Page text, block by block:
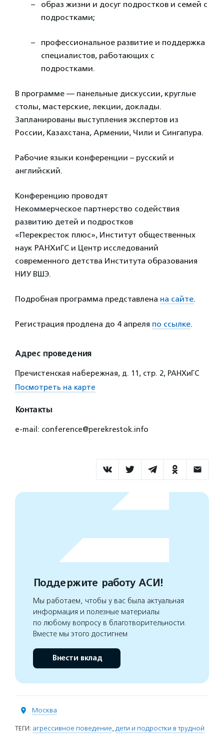
образ жизни и досуг подростков и семей с
подростками;
профессиональное развитие и поддержка
специалистов, работающих с
подростками.
В программе — панельные дискуссии, круглые
столы, мастерские, лекции, доклады.
Запланированы выступления экспертов из
России, Казахстана, Армении, Чили и Сингапура.
Рабочие языки конференции – русский и
английский.
Конференцию проводят
Некоммерческое партнерство содействия
развитию детей и подростков
«Перекресток плюс», Институт общественных
наук РАНХиГС и Центр исследований
современного детства Института образования
НИУ ВШЭ.
Подробная программа представлена на сайте.
Регистрация продлена до 4 апреля по ссылке.
Адрес проведения
Пречистенская набережная, д. 11, стр. 2, РАНХиГС
Посмотреть на карте
Контакты
e-mail: conference@perekrestok.info
Поддержите работу АСИ!
Мы работаем, чтобы у вас была актуальная
информация и полезные материалы
по любому вопросу в благотворительности.
Вместе мы этого достигнем
Внести вклад
Москва
ТЕГИ: агрессивное поведение, дети и подростки в трудной